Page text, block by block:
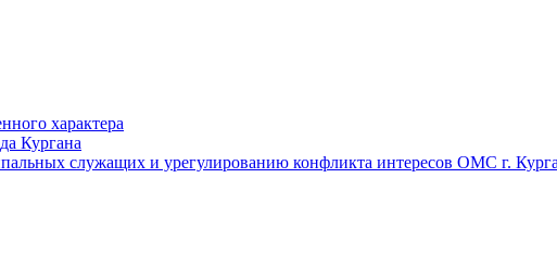
характера
Кургана
служащих и урегулированию конфликта интересов ОМС г.